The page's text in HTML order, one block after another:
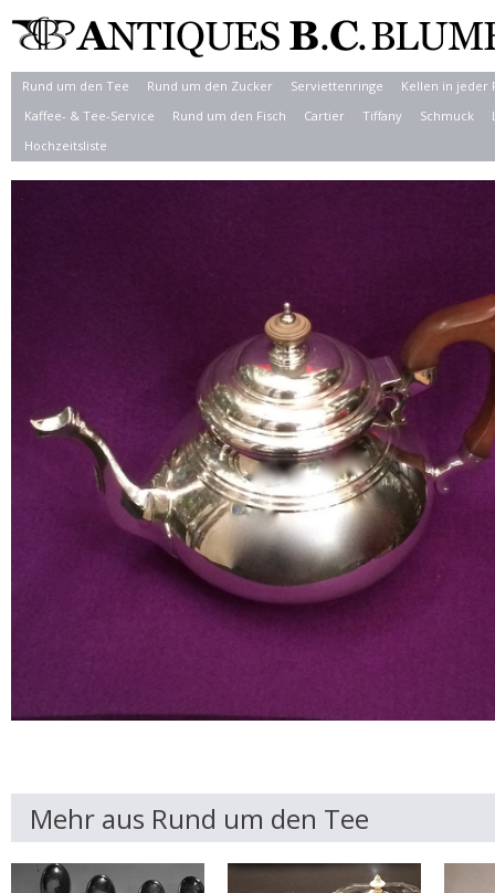
Rund um den Tee Rund um den Zucker Serviettenringe
Kellen in jeder
Kaffee- & Tee-Service
Rund um den Fisch Cartier Tiffany Schmuck
Hochzeitsliste
Mehr aus Rund um den Tee